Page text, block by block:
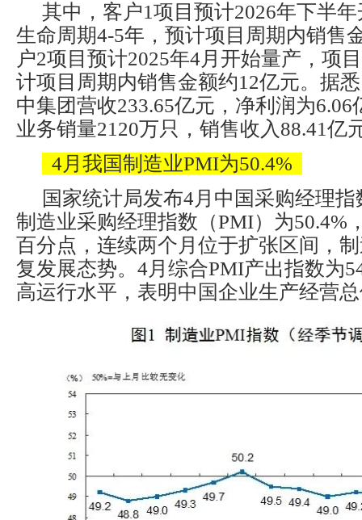
其中，客户1项目预计2026年下半
生命周期4-5年，预计项目周期内销售
户2项目预计2025年4月开始量产，项
计项目周期内销售金额约12亿元。据
中集团营收233.65亿元，净利润为
业务销量2120万只，销售收入88.41亿
4月我国制造业PMI为50.4%
国家统计局发布4月中国采购经理
制造业采购经理指数（PMI）为50.4%
百分点，连续两个月位于扩张区间，
复发展态势。4月综合PMI产出指数为
高运行水平，表明中国企业生产经营